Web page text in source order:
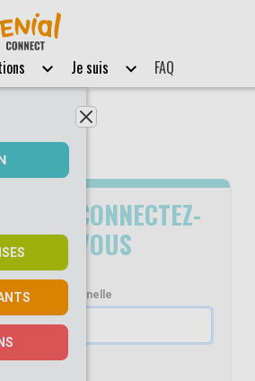
Je suis FAQ
Fermer le menu
?
CONNECTEZ-
VOUS
professionnelle
de moi